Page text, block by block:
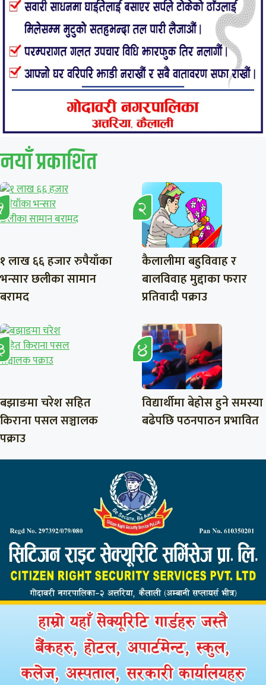
नयाँ प्रकाशित
१ लाख ६६ हजार रुपैयाँका
भन्सार छलीका सामान
बरामद
कैलालीमा बहुविवाह र
बालविवाह मुद्दाका फरार
प्रतिवादी पक्राउ
बझाङमा चरेश सहित
किराना पसल सञ्चालक
पक्राउ
विद्यार्थीमा बेहोस हुने समस्या
बढेपछि पठनपाठन प्रभावित